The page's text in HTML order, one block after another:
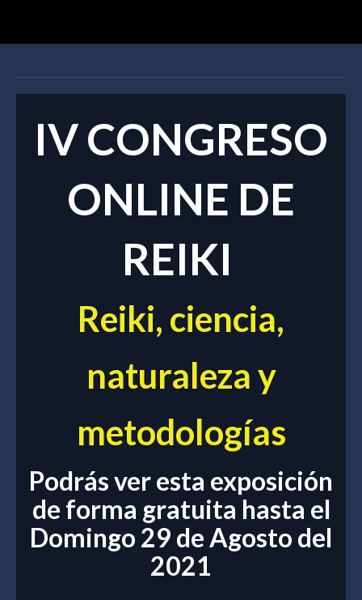
IV CONGRESO
ONLINE DE
REIKI
Reiki, ciencia,
naturaleza y
metodologías
Podrás ver esta exposición
de forma gratuita hasta el
Domingo 29 de Agosto del
2021